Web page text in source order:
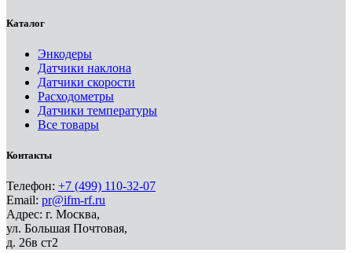
Каталог
Энкодеры
Датчики наклона
Датчики скорости
Расходометры
Датчики температуры
Все товары
Контакты
Телефон: +7 (499) 110-32-07
Email: pr@ifm-rf.ru
Адрес: г. Москва,
ул. Большая Почтовая,
д. 26в ст2